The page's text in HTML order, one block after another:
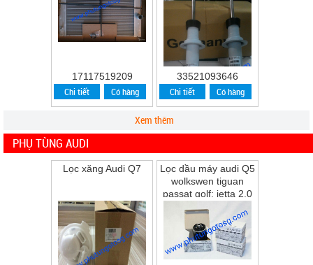
17117519209
Chi tiết Có hàng
33521093646
Chi tiết Có hàng
Xem thêm
PHỤ TÙNG AUDI
Lọc xăng Audi Q7
Lọc dầu máy audi Q5
wolkswen tiguan
passat golf; jetta 2.0